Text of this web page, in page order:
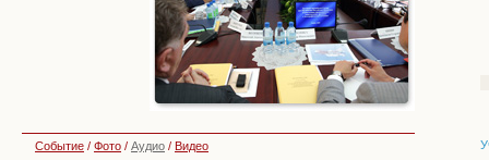
Событие / Фото / Аудио / Видео